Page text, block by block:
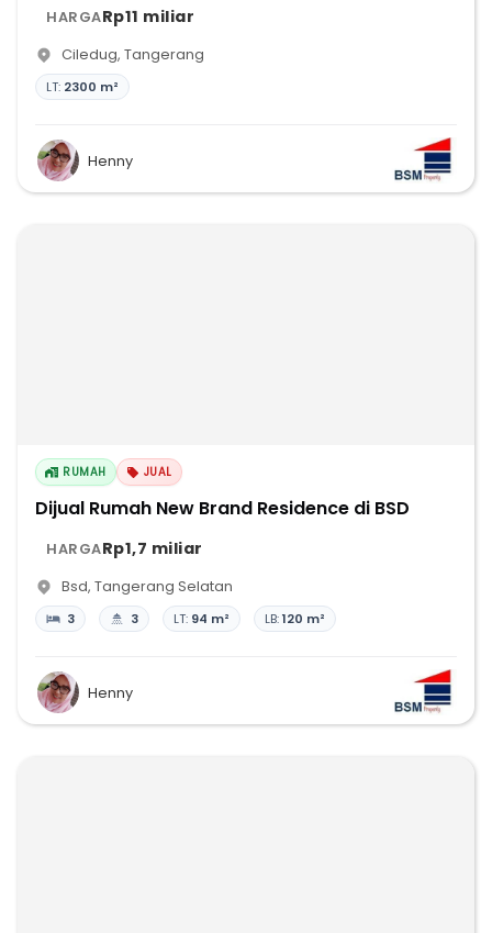
HARGARp11 miliar
Ciledug, Tangerang
LT: 2300 m²
Henny
RUMAH JUAL
Dijual Rumah New Brand Residence di BSD
HARGARp1,7 miliar
Bsd, Tangerang Selatan
3 3 LT: 94 m² LB:120 m²
Henny